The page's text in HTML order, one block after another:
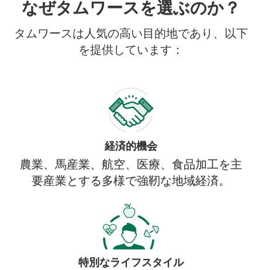
なぜタムワースを選ぶのか？
タムワースは人気の高い目的地であり、以下
を提供しています：
経済的機会
農業、馬産業、航空、医療、食品加工を主
要産業とする多様で強靭な地域経済。
特別なライフスタイル